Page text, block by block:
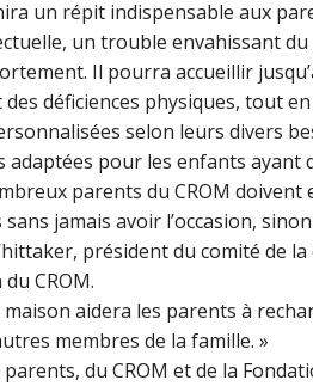
un répit indispensable aux
un trouble envahissant
Il pourra accueillir
déficiences physiques, tout
selon leurs divers
adaptées pour les enfants
parents du CROM
jamais avoir l’occasion,
président du comité de
CROM.
maison aidera les parents à
membres de la famille. »
parents, du CROM et de la